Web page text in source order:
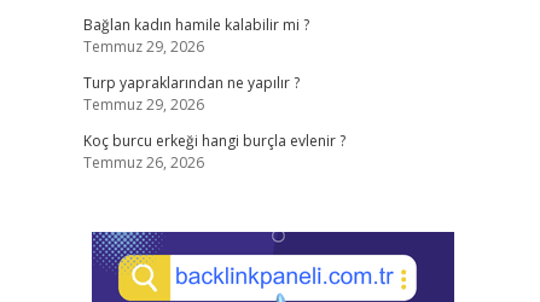
Bağlan kadın hamile kalabilir mi ?
Temmuz 29, 2026
Turp yapraklarından ne yapılır ?
Temmuz 29, 2026
Koç burcu erkeği hangi burçla evlenir ?
Temmuz 26, 2026